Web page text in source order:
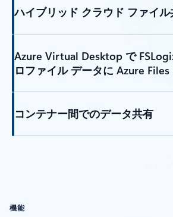
ハイブリッド クラウド ファイ
Azure Virtual Desktop で
ロファイル データに Azure
コンテナー間でのデータ共有
機能